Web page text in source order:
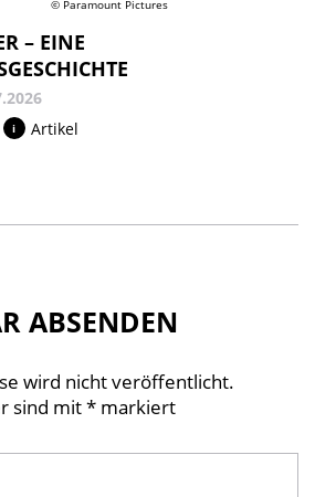
© Paramount Pictures
– EINE
Artikel
ABSENDEN
wird nicht veröffentlicht.
sind mit* markiert